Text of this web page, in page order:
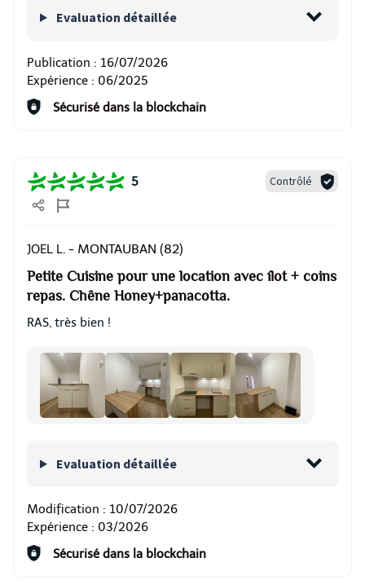
Evaluation détaillée
Publication : 16/07/2026
Expérience : 06/2025
Sécurisé dans la blockchain
5 Contrôlé
JOEL L. - MONTAUBAN (82)
Petite Cuisine pour une location avec îlot + coins
repas. Chêne Honey+panacotta.
RAS, très bien !
Evaluation détaillée
Modification : 10/07/2026
Expérience : 03/2026
Sécurisé dans la blockchain